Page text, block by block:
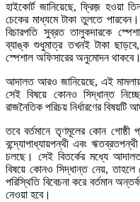
হাইকোর্ট জানিয়েছে, ফ্রিজ় হওয়া
চেকের মাধ্যমে টাকা তুলতে
বিচারপতি সুব্রত তালুকদারকে
ব্যাঙ্ক শুধুমাত্র তখনই টাকা
স্পেশাল অফিসারের অনুমোদন থাকবে।
আদালত আরও জানিয়েছে, এই
সেই বিষয়ে কোনও সিদ্ধান্ত
রাজনৈতিক পরিচয় নির্ধারণের
তবে বর্তমানে তৃণমূলের কোন গোষ্ঠী
বন্দ্যোপাধ্যায়পন্থী এবং
চলছে। সেই বিতর্কের মধ্যে আদালত
বিষয়ে কোনও সিদ্ধান্ত নেয়, তাহলে
পরিস্থিতি বিবেচনা করে বর্তমান
নেওয়া হবে।